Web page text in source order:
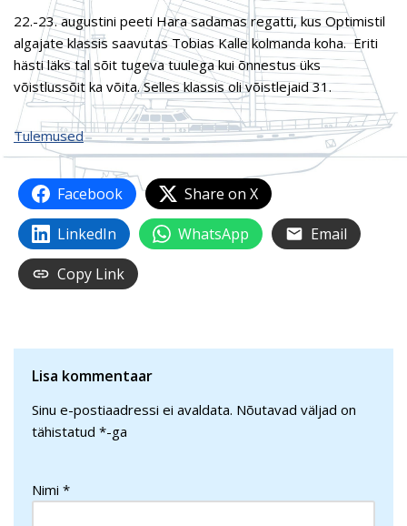
22.-23. augustini peeti Hara sadamas regatti, kus Optimistil
algajate klassis saavutas Tobias Kalle kolmanda koha. Eriti
hästi läks tal sõit tugeva tuulega kui õnnestus üks
võistlussõit ka võita. Selles klassis oli võistlejaid 31.
Tulemused
Facebook
Share on X
LinkedIn
WhatsApp
Email
Copy Link
Lisa kommentaar
Sinu e-postiaadressi ei avaldata. Nõutavad väljad on
tähistatud *-ga
Nimi *